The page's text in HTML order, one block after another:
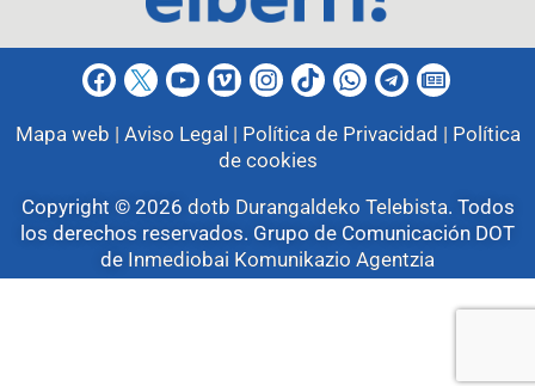
Mapa web | Aviso Legal | Política de Privacidad | Política
de cookies
Copyright © 2026 dotb Durangaldeko Telebista. Todos
los derechos reservados. Grupo de Comunicación DOT
de Inmediobai Komunikazio Agentzia